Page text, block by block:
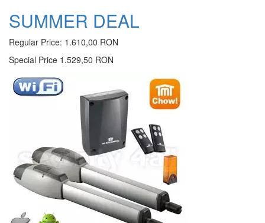
SUMMER DEAL
Regular Price: 1.610,00 RON
Special Price 1.529,50 RON